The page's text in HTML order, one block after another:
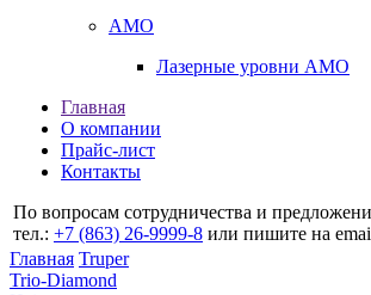
AMO
Лазерные уровни AMO
Главная
О компании
Прайс-лист
Контакты
По вопросам сотрудничества и
тел.: +7 (863) 26‐9999‐8 или пишите на
Главная Truper
Trio-Diamond